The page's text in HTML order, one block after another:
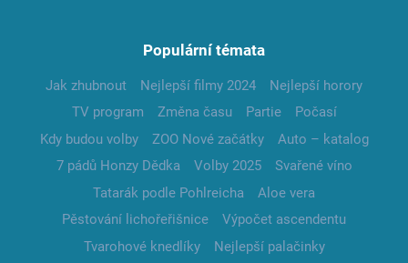
Populární témata
Jak zhubnout Nejlepší filmy 2024
Nejlepší horory
TV program
Změna času Partie
Počasí
Kdy budou volby
ZOO Nové začátky
Auto – katalog
7 pádů Honzy Dědka
Volby 2025
Svařené víno
Tatarák podle Pohlreicha
Aloe vera
Pěstování lichořeřišnice
Výpočet ascendentu
Tvarohové knedlíky
Nejlepší palačinky